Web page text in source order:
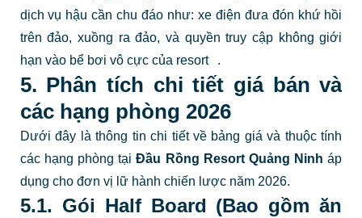
dịch vụ hậu cần chu đáo như: xe điện đưa đón khứ hồi
trên đảo, xuồng ra đảo, và quyền truy cập không giới
hạn vào bể bơi vô cực của resort
.
5. Phân tích chi tiết giá bán và
các hạng phòng 2026
Dưới đây là thông tin chi tiết về bảng giá và thuộc tính
các hạng phòng tạiĐầu Rồng Resort Quảng Ninh áp
dụng cho đơn vị lữ hành chiến lược năm 2026.
5.1. Gói Half Board (Bao gồm ăn